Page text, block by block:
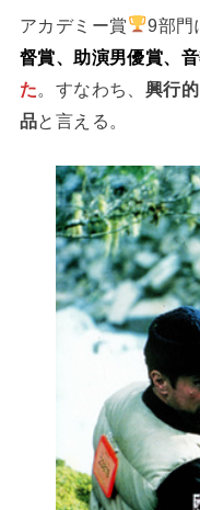
アカデミー賞 9部門
督賞、助演男優賞、
た。すなわち、 興行
品と言える。